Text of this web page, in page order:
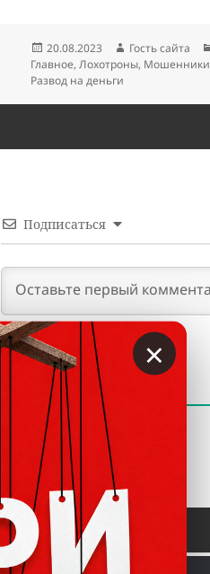
Опубликовано
20.08.2023 Автор
Гость сайта
Главное,Лохотроны, Мошенники
Развод на деньги
Подписаться
КОММЕНТАРИИ
×